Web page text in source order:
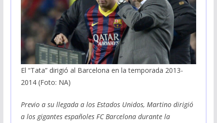
El “Tata” dirigió al Barcelona en la temporada 2013-
2014 (Foto: NA)
Previo a su llegada a los Estados Unidos, Martino dirigió
a los gigantes españoles FC Barcelona durante la